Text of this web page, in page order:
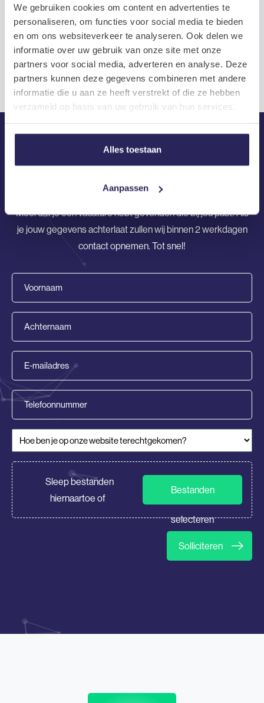
We gebruiken cookies om content en advertenties te
personaliseren, om functies voor social media te bieden
en om ons websiteverkeer te analyseren. Ook delen we
informatie over uw gebruik van onze site met onze
partners voor social media, adverteren en analyse. Deze
partners kunnen deze gegevens combineren met andere
informatie die u aan ze heeft verstrekt of die ze hebben
verzameld op basis van uw gebruik van hun services.
Alles toestaan
Aanpassen
Benieuwd hoe het sollicitatietraject
verloopt?
Solliciteren
Mooi dat je een vacature hebt gevonden die bij jou past! Als
je jouw gegevens achterlaat zullen wij binnen 2 werkdagen
contact opnemen. Tot snel!
(Vereist)
Telefoonnummer
Hoe ben je op onze website terechtgekomen?
CV/Motivatie
Sleep bestanden
hiernaartoe of
Bestanden
selecteren